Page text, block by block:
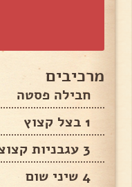
מרכיבים
חבילה פסטה
1 בצל קצוץ
3 עגבניות קצוצות
4 שיני שום